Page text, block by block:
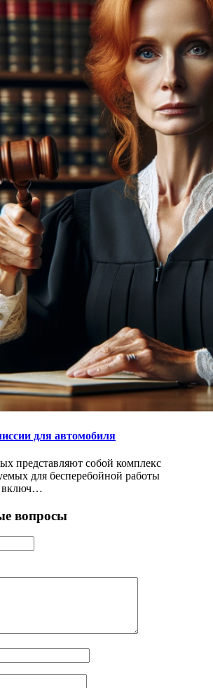
для автомобиля
представляют собой комплекс
для бесперебойной работы
включ…
вопросы